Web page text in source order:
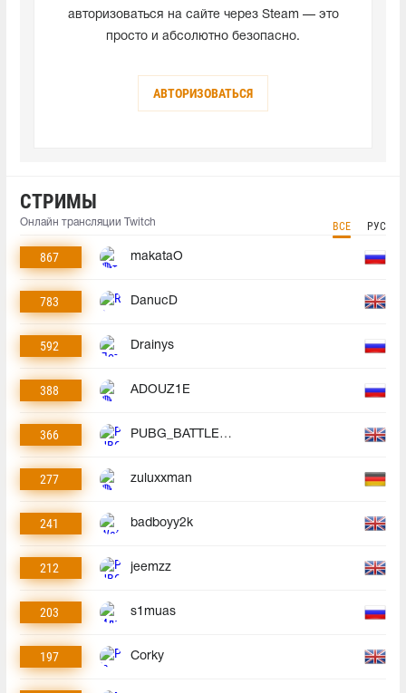
авторизоваться на сайте через Steam — это
просто и абсолютно безопасно.
АВТОРИЗОВАТЬСЯ
СТРИМЫ
Онлайн трансляции Twitch ВСЕ РУС
867 makataO
783 DanucD
592 Drainys
388 ADOUZ1E
366 PUBG_BATTLEGROUNDS
277 zuluxxman
241 badboyy2k
212 jeemzz
203 s1muas
197 Corky